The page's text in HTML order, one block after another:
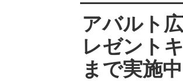
アバルト
レゼント
まで実施中